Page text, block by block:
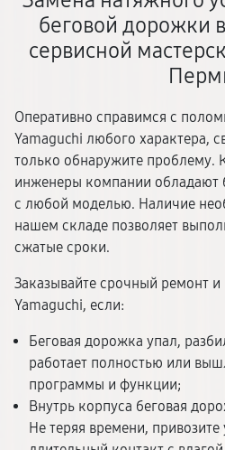
беговой дорожки
сервисной
Оперативно справимся с
Yamaguchi любого характера,
только обнаружите проблему.
инженеры компании
с любой моделью. Наличие
нашем складе позволяет
сжатые сроки.
Заказывайте срочный ремонт и
Yamaguchi, если:
Беговая дорожка упал,
работает полностью или
программы и функции;
Внутрь корпуса беговая
Не теряя времени,